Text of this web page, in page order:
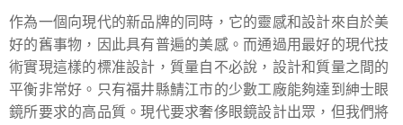
作為一個向現代的新品牌的同時，它的靈感和設計來自於美
好的舊事物，因此具有普遍的美感。而通過用最好的現代技
術實現這樣的標准設計，質量自不必說，設計和質量之間的
平衡非常好。只有福井縣鯖江市的少數工廠能夠達到紳士眼
鏡所要求的高品質。現代要求奢侈眼鏡設計出眾，但我們將